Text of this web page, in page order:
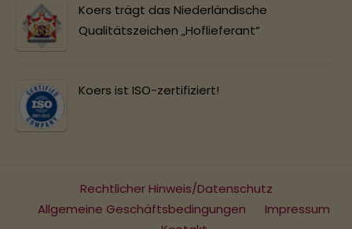
Koers trägt das Niederländische
Qualitätszeichen „Hoflieferant“
Koers ist ISO-zertifiziert!
Rechtlicher Hinweis/Datenschutz
Allgemeine Geschäftsbedingungen
Impressum